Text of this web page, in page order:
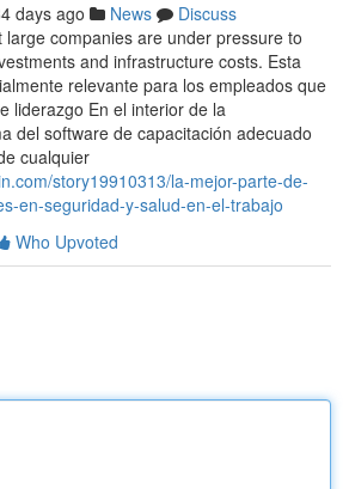
days ago News
Discuss
companies are under pressure to
and infrastructure costs. Esta
relevante para los empleados que
liderazgo En el interior de la
del software de capacitación adecuado
cualquier
story19910313/la-mejor-parte-de-
en-seguridad-y-salud-en-el-trabajo
Who Upvoted